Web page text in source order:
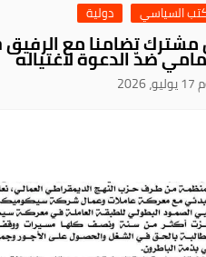
السياسي دولية
مشترك تضامنا مع
ضدّ الدعوة لاغتياله
2026